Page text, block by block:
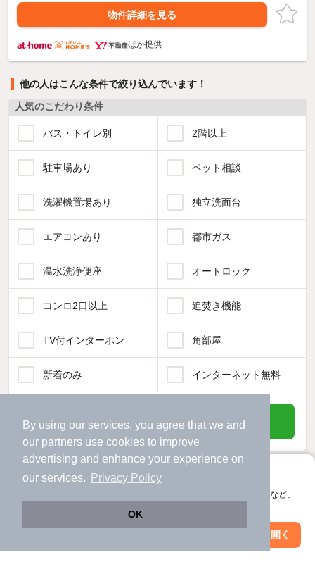
By using our services, you agree that we and
our partners use cookies to improve
advertising and enhance your experience on
our services.
Privacy Policy
OK
アプリに切り替えて、サクサクお部屋探し
会員登録なしですぐ使える。マップ検索やお気に入り保存など、
アプリを開く
物件詳細を見る
ほか提供
他の人はこんな条件で絞り込んでいます！
人気のこだわり条件
バス・トイレ別 2階以上
駐車場あり ペット相談
洗濯機置場あり 独立洗面台
エアコンあり 都市ガス
温水洗浄便座 オートロック
コンロ2口以上 追焚き機能
TV付インターホン 角部屋
新着のみ インターネット無料
183件
物件一覧に反映
絞り込み条件を変更